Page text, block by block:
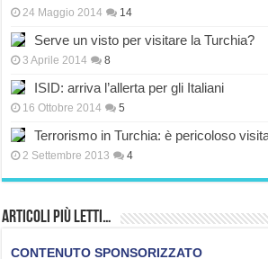
24 Maggio 2014 14
Serve un visto per visitare la Turchia?
3 Aprile 2014 8
ISID: arriva l’allerta per gli Italiani
16 Ottobre 2014 5
Terrorismo in Turchia: è pericoloso
2 Settembre 2013 4
Articoli più Letti…